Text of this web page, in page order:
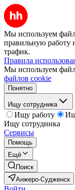
Мы используем
правильную работу
трафик.
Правила
Мы используем
файлов cookie
Понятно
Ищу сотрудника
Ищу работу
Ищу сотрудника
Сервисы
Помощь
Ещё
Поиск
Анжеро-Судженск